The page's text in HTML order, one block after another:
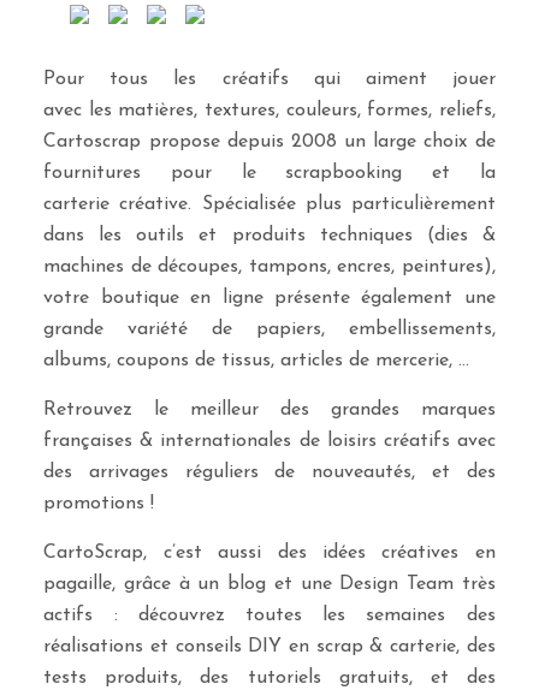
Pour tous les créatifs qui aiment jouer
avec les matières, textures, couleurs, formes, reliefs,
Cartoscrap propose depuis 2008 un large choix de
fournitures pour le scrapbooking et la
carterie créative. Spécialisée plus particulièrement
dans les outils et produits techniques (dies &
machines de découpes, tampons, encres, peintures),
votre boutique en ligne présente également une
grande variété de papiers, embellissements,
albums, coupons de tissus, articles de mercerie, …
Retrouvez le meilleur des grandes marques
françaises & internationales de loisirs créatifs avec
des arrivages réguliers de nouveautés, et des
promotions !
CartoScrap, c’est aussi des idées créatives en
pagaille, grâce à un blog et une Design Team très
actifs : découvrez toutes les semaines des
réalisations et conseils DIY en scrap & carterie, des
tests produits, des tutoriels gratuits, et des